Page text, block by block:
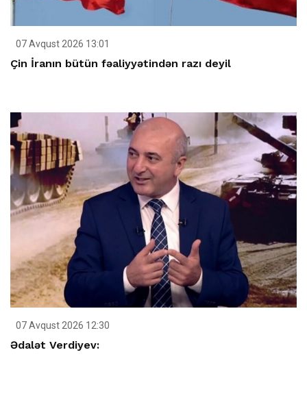
07 Avqust 2026 13:01
Çin İranın bütün fəaliyyətindən razı deyil
07 Avqust 2026 12:30
Ədalət Verdiyev: